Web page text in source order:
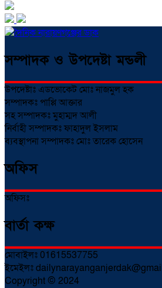
সম্পাদক ও উপদেষ্টা মন্ডলী
উপদেষ্টাঃ এডভোকেট মোঃ নাজমুল হক
সম্পাদকঃ পাপ্পি আক্তার
সহ সম্পাদকঃ মুহাম্মদ আলী
নির্বাহী সম্পাদকঃ ফাহাদুল ইসলাম
ব্যবস্থাপনা সম্পাদকঃ মোঃ তারেক হোসেন
অফিস
অফিসঃ
বার্তা কক্ষ
মোবাইলঃ 01615537755
ইমেইলঃ
Copyright © 2024